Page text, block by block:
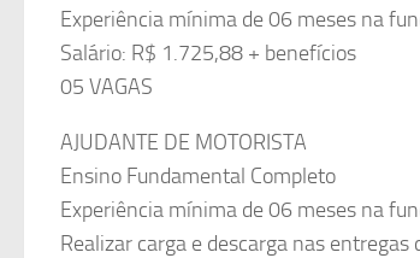
Experiência mínima de 06 meses na
Salário: R$ 1.725,88 + benefícios
05 VAGAS
AJUDANTE DE MOTORISTA
Ensino Fundamental Completo
Experiência mínima de 06 meses na
Realizar carga e descarga nas